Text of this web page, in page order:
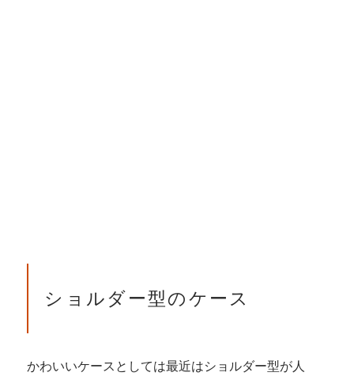
ショルダー型のケース
かわいいケースとしては最近はショルダー型が人